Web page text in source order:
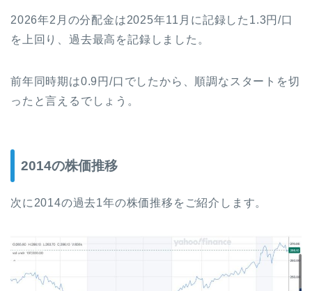
2026年2月の分配金は2025年11月に記録した1.3円/口
を上回り、過去最高を記録しました。
前年同時期は0.9円/口でしたから、順調なスタートを切
ったと言えるでしょう。
2014の株価推移
次に2014の過去1年の株価推移をご紹介します。